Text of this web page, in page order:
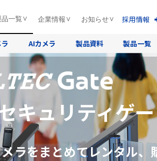
品一覧
AIカメラ 製品資料 製品一覧
企業情報 お知らせ 採用情報
キュリティゲ
ラをまとめてレンタル、